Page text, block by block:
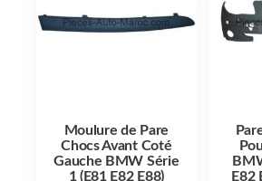
Moulure de Pare
Chocs Avant Coté
Gauche BMW Série
1 (E81 E82 E88)
E82